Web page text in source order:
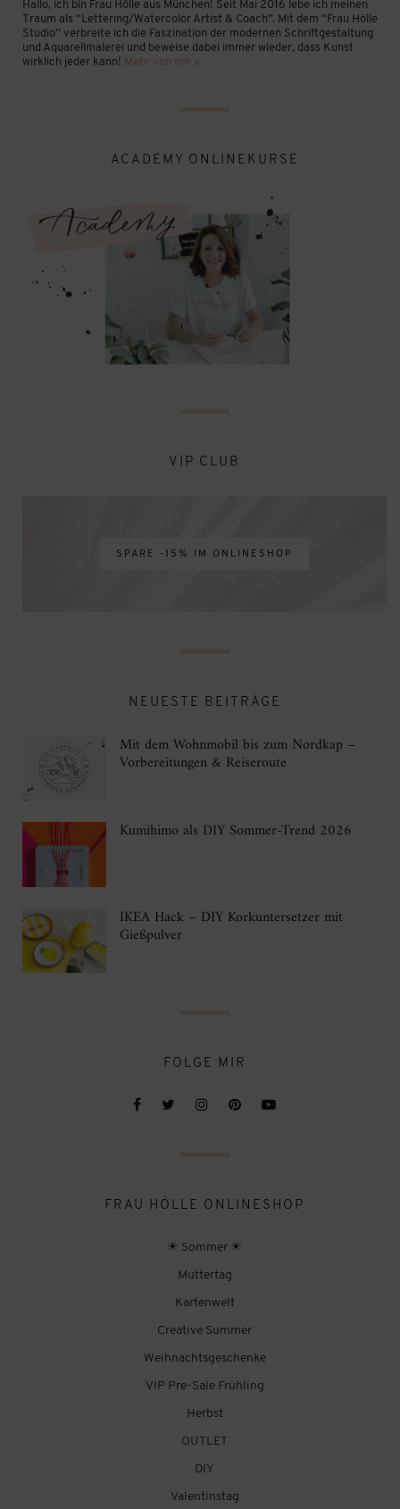
Hallo, ich bin Frau Hölle aus München! Seit Mai 2016 lebe ich meinen
Traum als “Lettering/Watercolor Artist & Coach”. Mit dem “Frau Hölle
Studio” verbreite ich die Faszination der modernen Schriftgestaltung
und Aquarellmalerei und beweise dabei immer wieder, dass Kunst
wirklich jeder kann! Mehr von mir »
ACADEMY ONLINEKURSE
VIP CLUB
SPARE -15% IM ONLINESHOP
NEUESTE BEITRÄGE
Mit dem Wohnmobil bis zum Nordkap –
Vorbereitungen & Reiseroute
Kumihimo als DIY Sommer-Trend 2026
IKEA Hack – DIY Korkuntersetzer mit
Gießpulver
FOLGE MIR
FRAU HÖLLE ONLINESHOP
☀ Sommer ☀
Muttertag
Kartenwelt
Creative Summer
Weihnachtsgeschenke
VIP Pre-Sale Frühling
Herbst
OUTLET
DIY
Valentinstag